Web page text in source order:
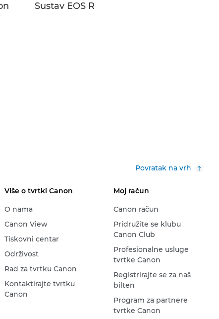
Sustav EOS R
Povratak na vrh
Više o tvrtki Canon
O nama
Canon View
Tiskovni centar
Održivost
Rad za tvrtku Canon
Kontaktirajte tvrtku
Canon
Moj račun
Canon račun
Pridružite se klubu
Canon Club
Profesionalne usluge
tvrtke Canon
Registrirajte se za naš
bilten
Program za partnere
tvrtke Canon